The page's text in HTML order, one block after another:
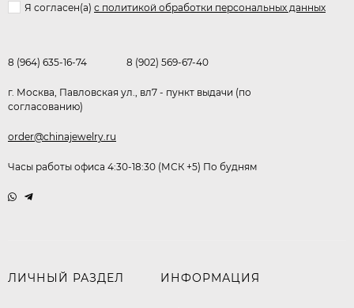
Я согласен(a) с политикой обработки персональных данных
8 (964) 635-16-74 8 (902) 569-67-40
г. Москва, Павловская ул., вл7 - пункт выдачи (по
согласованию)
order@chinajewelry.ru
Часы работы офиса 4:30-18:30 (МСК +5) По будням
ЛИЧНЫЙ РАЗДЕЛ ИНФОРМАЦИЯ